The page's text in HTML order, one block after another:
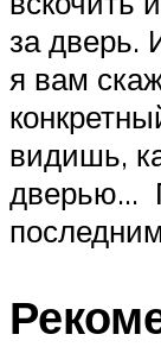
за дверь.
я вам
видишь,
дверью…